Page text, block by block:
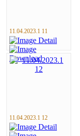
11.04.2023.1 11
11.04.2023.1 12